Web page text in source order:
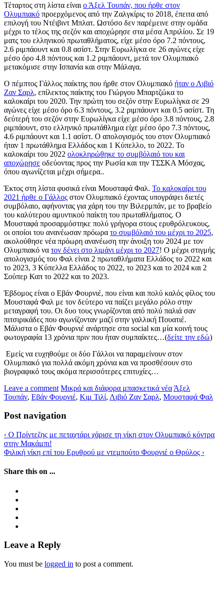
Τέταρτος στη λίστα είναι ο Άξελ Τουπάν, που ήρθε στον
Ολυμπιακό προερχόμενος από την Ζαλγκίρις το 2018, έπειτα από
επιλογή του Ντέιβιντ Μπλατ. Ωστόσο δεν παρέμεινε στην ομάδα
μέχρι το τέλος της σεζόν και αποχώρησε στα μέσα Απριλίου. Σε 19
ματς του ελληνικού πρωταθλήματος, είχε μέσο όρο 7.2 πόντους,
2.6 ριμπάουντ και 0.8 ασίστ. Στην Ευρωλίγκα σε 26 αγώνες είχε
μέσο όρο 4.8 πόντους και 1.2 ριμπάουντ, μετά τον Ολυμπιακό
μετακόμισε στην Ισπανία και στην Μάλαγα.
Ο πέμπτος Γάλλος παίκτης που ήρθε στον Ολυμπιακό ήταν ο Λιβιό
Ζαν Σαρλ, επίλεκτος παίκτης του Γιώργου Μπαρτζώκα το
καλοκαίρι του 2020. Την πρώτη του σεζόν στην Ευρωλίγκα σε 29
αγώνες είχε μέσο όρο 6.3 πόντους, 3.2 ριμπάουντ και 0.5 ασίστ. Τη
δεύτερή του σεζόν στην Ευρωλίγκα είχε μέσο όρο 3.8 πόντους, 2.8
ριμπάουντ, στο ελληνικό πρωτάθλημα είχε μέσο όρο 7.3 πόντους,
4.6 ριμπάουντ και 1.1 ασίστ. Ο απολογισμός του στον Ολυμπιακό
ήταν 1 πρωτάθλημα Ελλάδος και 1 Κύπελλο, το 2022. Το
καλοκαίρι του 2022 ολοκληρώθηκε το συμβόλαιό του και
αποχώρησε οδεύοντας προς την Ρωσία και την ΤΣΣΚΑ Μόσχας,
όπου αγωνίζεται μέχρι σήμερα..
Έκτος στη λίστα φυσικά είναι Μουσταφά Φαλ. Το καλοκαίρι του
2021 ήρθε ο Γάλλος στον Ολυμπιακό έχοντας υπογράψει διετές
συμβόλαιο, αφήνοντας για χάρη του την Βιλερμπάν, με το βραβείο
του καλύτερου αμυντικού παίκτη του πρωταθλήματος. Ο
Μουσταφά προσαρμόστηκε πολύ γρήγορα στους ερυθρόλευκους,
οι οποίοι του ανανέωσαν πρόωρα το συμβόλαιό του μέχρι το 2025,
ακολούθησε νέα πρόωρη ανανέωση την άνοιξη του 2024 με τον
Ολυμπιακό να τον δένει στο λιμάνι μέχρι το 2027! Ο μέχρι στιγμής
απολογισμός του Φαλ είναι 2 πρωταθλήματα Ελλάδος το 2022 και
το 2023, 3 Κύπελλα Ελλάδος το 2022, το 2023 και το 2024 και 2
Σούπερ Καπ το 2022 και το 2023.
Έβδομος είναι ο Εβάν Φουρνιέ, που είναι και πολύ καλός φίλος του
Μουσταφά Φαλ με τον δεύτερο να παίζει μεγάλο ρόλο στην
μεταγραφή του. Οι δυο τους γνωρίζονται από πολύ παλιά σαν
πιτσιρικάδες που αγωνίζονταν μαζί στην γαλλική Πουατιέ.
Μάλιστα ο Εβάν Φουρνιέ ανάρτησε στα social και μία κοινή τους
φωτογραφία 13 χρόνια πριν που ήταν συμπαίκτες…(δείτε την εδώ)
Εμείς να ευχηθούμε οι δύο Γάλλοι να παραμείνουν στον
Ολυμπιακό για πολλά ακόμη χρόνια και να προσθέσουν στο
βιογραφικό τους ακόμα περισσότερες επιτυχίες…
Leave a comment Μικρά και διάφορα μπασκετικά νέα Άξελ
Τουπάν, Εβάν Φουρνιέ, Κιμ Τιλί, Λιβιό Ζαν Σαρλ, Μουσταφά Φαλ
Post navigation
‹ Ο Πρίντεζης με πεταχτάρι χάρισε τη νίκη στον Ολυμπιακό κόντρα
στην Μακάμπι!
Φιλική νίκη επί του Ερυθρού με ντεμπούτο Φουρνιέ ο Θρύλος ›
Share this on ...
Leave a Reply
You must be logged in to post a comment.